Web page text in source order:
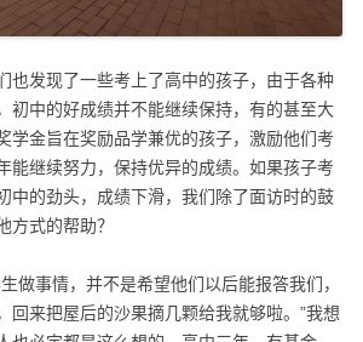
也发现了一些考上了高中的孩子，由于各种
初中的好成绩并不能继续保持，有的甚至大
学金旨在奖励品学兼优的孩子，激励他们考
能继续努力，保持优异的成绩。如果孩子考
中的劲头，成绩下滑，我们除了面访时的鼓
方式的帮助？
做事情，并不是希望他们以后能报答我们，
回来把屋后的沙果摘几颗给我就够啦。”我想